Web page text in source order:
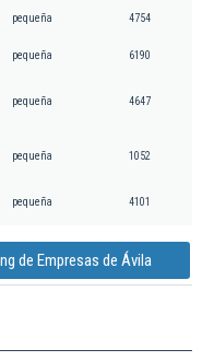
pequeña 4754
pequeña 6190
pequeña 4647
pequeña 1052
pequeña 4101
de Empresas de Ávila